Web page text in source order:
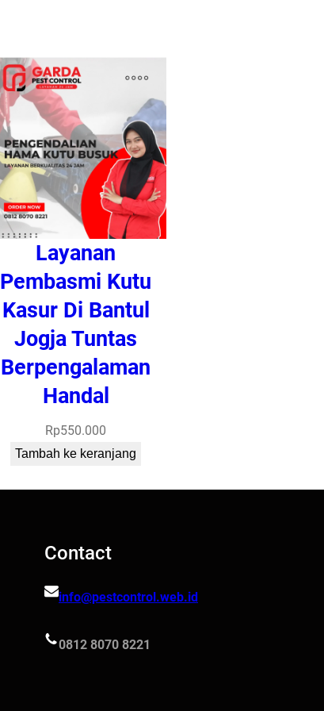
Layanan
Pembasmi Kutu
Kasur Di Bantul
Jogja Tuntas
Berpengalaman
Handal
Rp550.000
Tambah ke keranjang
Contact
info@pestcontrol.web.id
0812 8070 8221